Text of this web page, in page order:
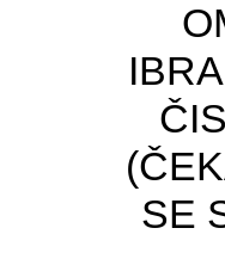
SE